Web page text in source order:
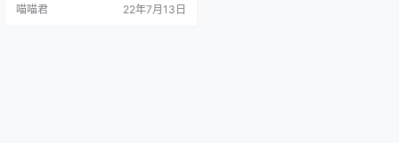
五官，大眼睛、坚挺鼻梁以及那秀
喵喵君 22年7月13日